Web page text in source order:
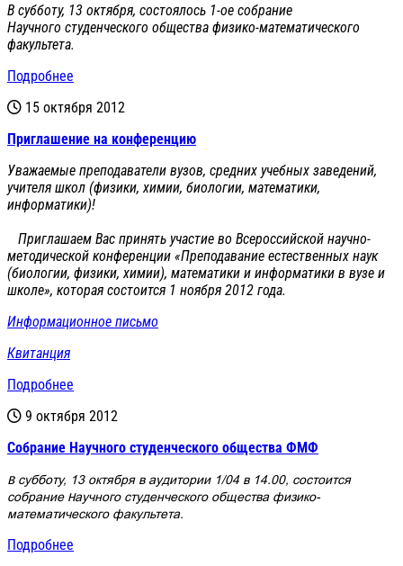
В субботу, 13 октября, состоялось 1-ое собрание
Научного студенческого общества физико-математического
факультета.
Подробнее
15 октября 2012
Приглашение на конференцию
Уважаемые преподаватели вузов, средних учебных заведений,
учителя школ (физики, химии, биологии, математики,
информатики)!
Приглашаем Вас принять участие во Всероссийской научно-
методической конференции «Преподавание естественных наук
(биологии, физики, химии), математики и информатики в вузе и
школе», которая состоится 1 ноября 2012 года.
Информационное письмо
Квитанция
Подробнее
9 октября 2012
Cобрание Научного студенческого общества ФМФ
В субботу, 13 октября в аудитории 1/04 в 14.00, состоится
собрание Научного студенческого общества физико-
математического факультета.
Подробнее